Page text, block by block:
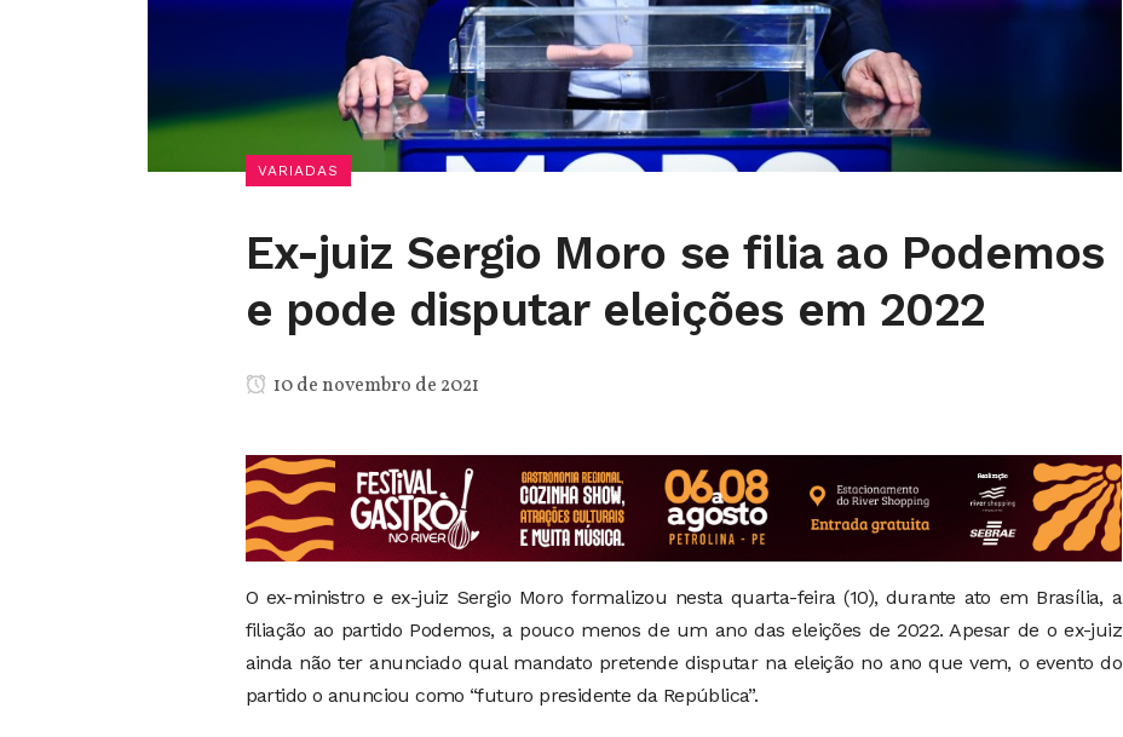
VARIADAS
Ex-juiz Sergio Moro se filia ao Podemos
e pode disputar eleições em 2022
10 de novembro de 2021
O ex-ministro e ex-juiz Sergio Moro formalizou nesta quarta-feira (10), durante ato em Brasília, a
filiação ao partido Podemos, a pouco menos de um ano das eleições de 2022. Apesar de o ex-juiz
ainda não ter anunciado qual mandato pretende disputar na eleição no ano que vem, o evento do
partido o anunciou como “futuro presidente da República”.